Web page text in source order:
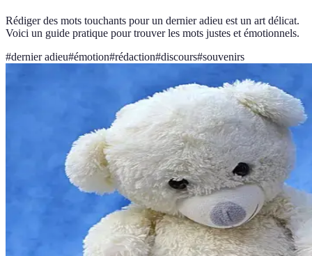
Rédiger des mots touchants pour un dernier adieu est un art délicat.
Voici un guide pratique pour trouver les mots justes et émotionnels.
#dernier adieu#émotion#rédaction#discours#souvenirs